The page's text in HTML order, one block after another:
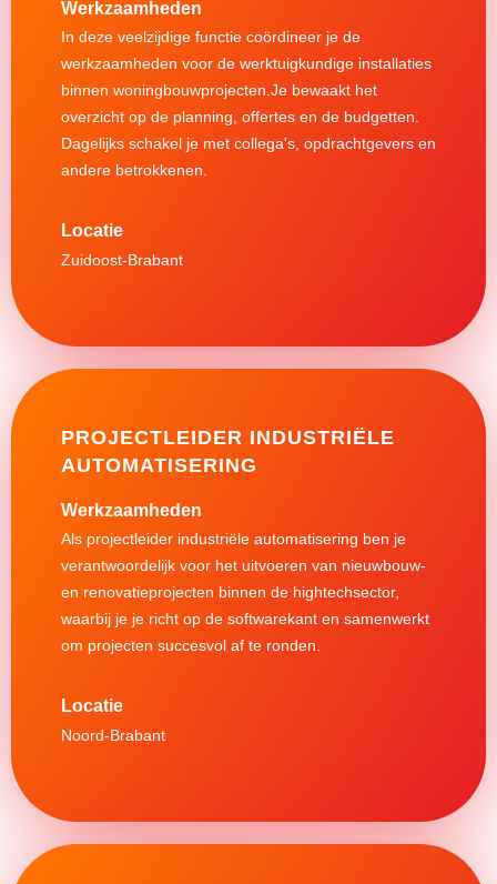
Werkzaamheden
In deze veelzijdige functie coördineer je de
werkzaamheden voor de werktuigkundige installaties
binnen woningbouwprojecten.Je bewaakt het
overzicht op de planning, offertes en de budgetten.
Dagelijks schakel je met collega's, opdrachtgevers en
andere betrokkenen.
Zuidoost-Brabant
PROJECTLEIDER INDUSTRIËLE
AUTOMATISERING
Werkzaamheden
Als projectleider industriële automatisering ben je
verantwoordelijk voor het uitvoeren van nieuwbouw-
en renovatieprojecten binnen de hightechsector,
waarbij je je richt op de softwarekant en samenwerkt
om projecten succesvol af te ronden.
Noord-Brabant